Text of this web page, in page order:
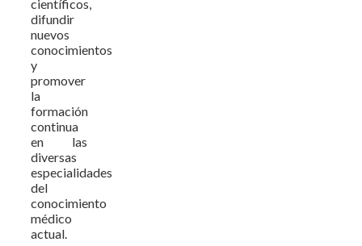
científicos,
difundir
nuevos
conocimientos
y
promover
la
formación
continua
en las
diversas
especialidades
del
conocimiento
médico
actual.